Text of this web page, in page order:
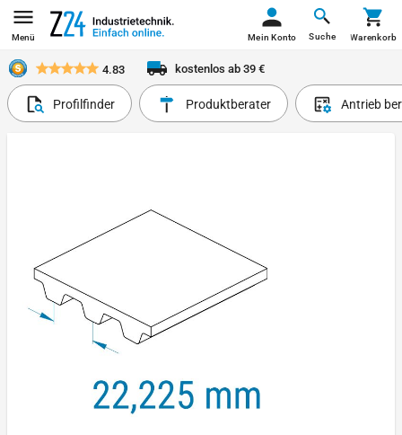
Menü Suche
Mein Konto Warenkorb
4.83 kostenlos ab 39 €
Profilfinder Produktberater Antrieb